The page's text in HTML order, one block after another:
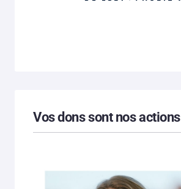
Vos dons sont nos actions